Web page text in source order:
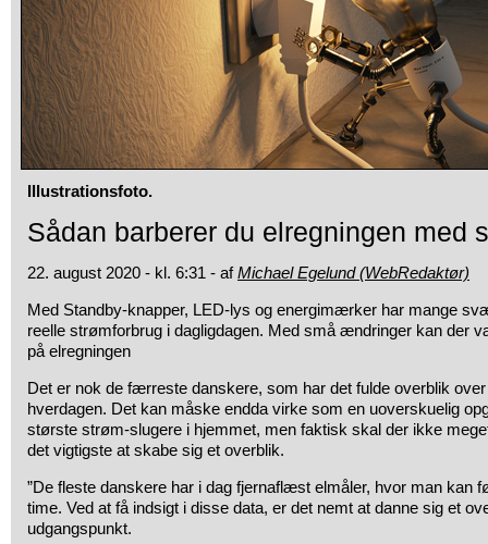
Illustrationsfoto.
Sådan barberer du elregningen med
22. august 2020 - kl. 6:31 - afMichael Egelund (WebRedaktør)
Med Standby-knapper, LED-lys og energimærker har mange
reelle strømforbrug i dagligdagen. Med små ændringer kan der
på elregningen
Det er nok de færreste danskere, som har det fulde overblik
hverdagen. Det kan måske endda virke som en uoverskuelig
største strøm-slugere i hjemmet, men faktisk skal der ikke
det vigtigste at skabe sig et overblik.
”De fleste danskere har i dag fjernaflæst elmåler, hvor man kan
time. Ved at få indsigt i disse data, er det nemt at danne sig et
udgangspunkt.